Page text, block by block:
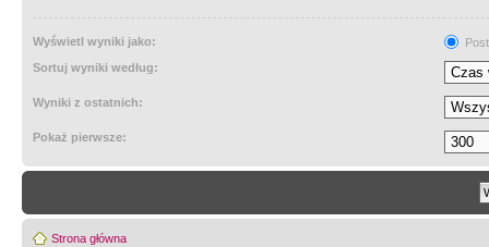
Wyświetl wyniki jako:
Sortuj wyniki według:
Wyniki z ostatnich:
Pokaż pierwsze:
Strona główna